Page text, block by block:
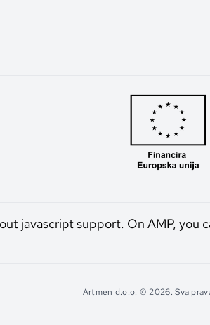
javascript support. On AMP,
Artmen d.o.o. © 2026. Sva